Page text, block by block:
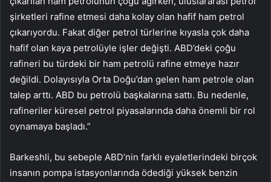
şirketleri rafine etmesi daha kolay olan hafif ham petrol
çıkarıyordu. Fakat diğer petrol türlerine kıyasla çok daha
hafif olan kaya petrolüyle işler değişti. ABD’deki çoğu
rafineri bu türdeki bir ham petrolü rafine etmeye hazır
değildi. Dolayısıyla Orta Doğu’dan gelen ham petrole olan
talep arttı. ABD bu petrolü başkalarına sattı. Bu nedenle,
rafineriler küresel petrol piyasalarında daha önemli bir rol
oynamaya başladı.”
Barkeshli, bu sebeple ABD’nin farklı eyaletlerindeki birçok
insanın pompa istasyonlarında ödediği yüksek benzin